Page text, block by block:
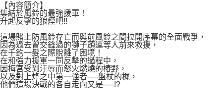
【內容簡介】
集結於風鈴的最強援軍！
升起反擊的狼煙吧!!
這場賭上防風鈴存亡而與前風鈴之間拉開序幕的全面戰爭，
因為過去曾交鋒過的獅子頭連等人前來救援，
在千鈞一髮之際脫離了困境！
在和強力援軍一同反擊的過程中，
因梅宮受到汙辱而怒火燃燒的椿野，
以及對上烽之中第一強者──盤杖的梶，
他們這場決戰的各自走向又是──!?